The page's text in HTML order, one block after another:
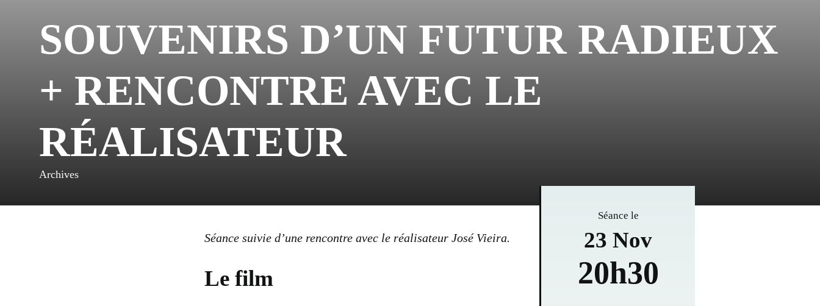
SOUVENIRS D’UN FUTUR RADIEUX
+ RENCONTRE AVEC LE
RÉALISATEUR
Archives
Séance suivie d’une rencontre avec le réalisateur José Vieira.
Le film
Séance le
23 Nov
20h30